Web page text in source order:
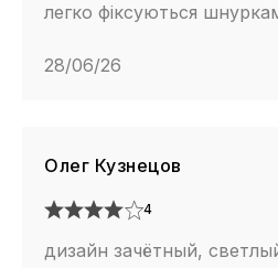
легко фіксуються
28/06/26
Олег Кузнецов
4
дизайн зачётный,